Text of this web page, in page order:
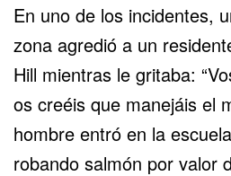
En uno de los incidentes,
zona agredió a un
Hill mientras le gritaba:
os creéis que manejáis el
hombre entró en la
robando salmón por valor